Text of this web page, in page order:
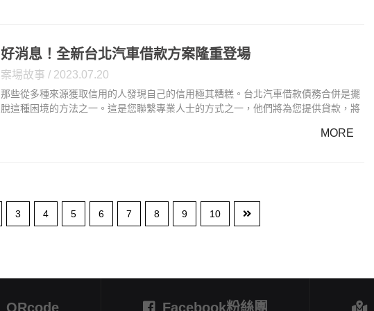
好消息！全新台北汽車借款方案隆重登場
案場故事 2023.07.20
那些從多種來源獲取信用的人發現自己的信用極其糟糕。台北汽車借款債務合併是擺
脫這種困境的方法之一。這是您聯繫專業人士的方式之一，他們將為您提供貸款，將
汽車借款其餘債務合併後提供的貸款可讓您每月賺取少量金額。台北汽車借款債務合
MORE
3 4 5 6 7 8 9 10
QRcode Facebook粉絲團